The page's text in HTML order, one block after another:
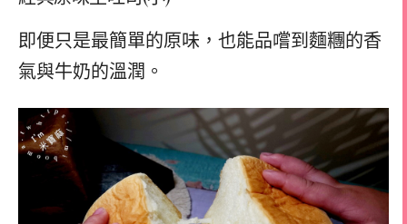
即便只是最簡單的原味，也能品嚐到麵糰的香
氣與牛奶的溫潤。